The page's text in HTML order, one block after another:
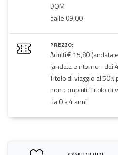
DOM
dalle 09:00
PREZZO:
Adulti € 15,80 (andata
(andata e ritorno - dai
Titolo di viaggio al
non compiuti. Titolo di
da 0 a 4 anni